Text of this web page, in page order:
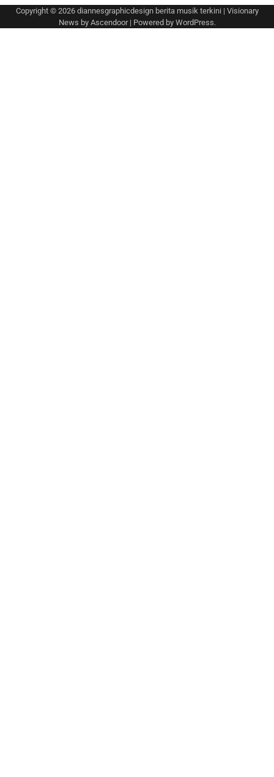
Copyright © 2026 diannesgraphicdesign berita musik terkini| Visionary
News by Ascendoor| Powered by WordPress.